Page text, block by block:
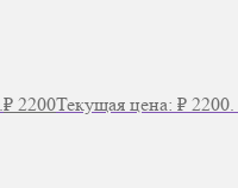
₽ 2200Текущая цена: ₽ 2200.